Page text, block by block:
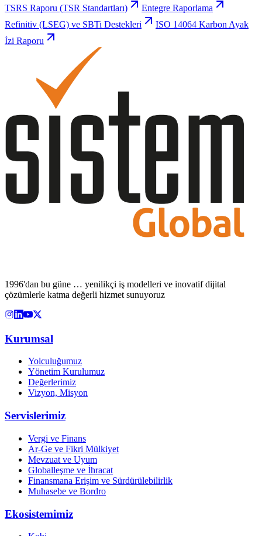
TSRS Raporu (TSR Standartları)
Entegre Raporlama
Refinitiv (LSEG) ve SBTi Destekleri
ISO 14064 Karbon Ayak
İzi Raporu
1996'dan bu güne … yenilikçi iş modelleri ve inovatif dijital
çözümlerle katma değerli hizmet sunuyoruz
Kurumsal
Yolculuğumuz
Yönetim Kurulumuz
Değerlerimiz
Vizyon, Misyon
Servislerimiz
Vergi ve Finans
Ar-Ge ve Fikri Mülkiyet
Mevzuat ve Uyum
Globalleşme ve İhracat
Finansmana Erişim ve Sürdürülebilirlik
Muhasebe ve Bordro
Ekosistemimiz